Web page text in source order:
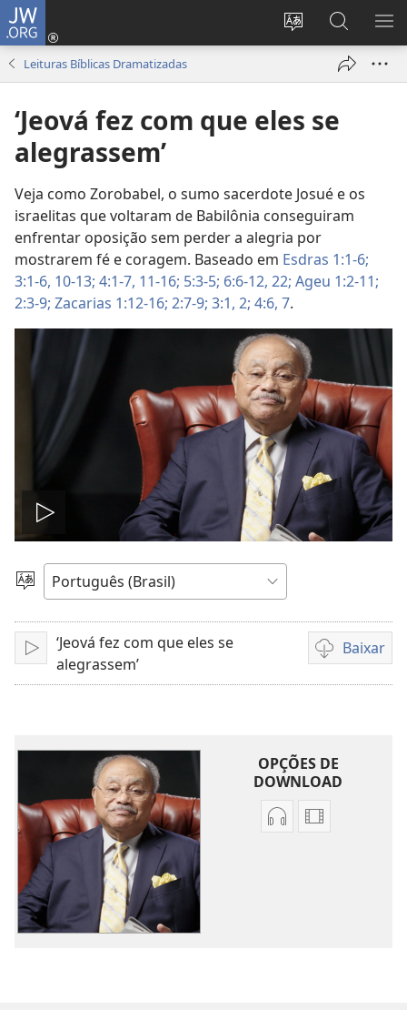
JW.ORG
Mudar
idioma
site
Log
Buscar
no
JW.ORG
Leituras Bíblicas Dramatizadas
‘Jeová fez com que eles se
alegrassem’
Veja como Zorobabel, o sumo sacerdote Josué e os
israelitas que voltaram de Babilônia conseguiram
enfrentar oposição sem perder a alegria por
mostrarem fé e coragem. Baseado em Esdras 1:1-6;
3:1-6, 10-13; 4:1-7, 11-16; 5:3-5; 6:6-12, 22; Ageu 1:2-11;
2:3-9; Zacarias 1:12-16; 2:7-9; 3:1, 2; 4:6, 7.
Reproduzir
vídeo
Escolher
idioma
Reproduzir
‘Jeová fez com que eles se
alegrassem’
Baixar
Opções
de
OPÇÕES DE
DOWNLOAD
OpçõesOpções